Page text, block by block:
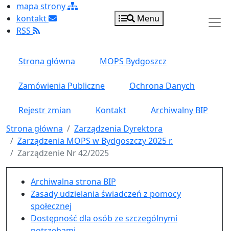
mapa strony
kontakt
RSS
Menu
Strona główna MOPS Bydgoszcz
Zamówienia Publiczne Ochrona Danych
Rejestr zmian Kontakt
Archiwalny BIP
Strona główna
Zarządzenia Dyrektora
Zarządzenia MOPS w Bydgoszczy 2025 r.
Zarządzenie Nr 42/2025
Menu główne pionowe
Archiwalna strona BIP
Zasady udzielania świadczeń z pomocy
społecznej
Dostępność dla osób ze szczególnymi